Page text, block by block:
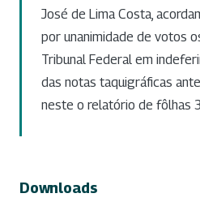
José de Lima Costa,
por unanimidade de votos
Tribunal Federal em
das notas taquigráficas
neste o relatório de fôlhas
Downloads